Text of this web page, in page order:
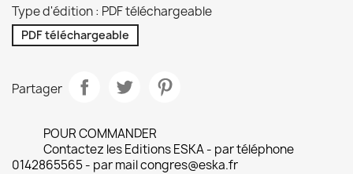
Type d'édition : PDF téléchargeable
PDF téléchargeable
Partager
POUR COMMANDER
Contactez les Editions ESKA - par téléphone
0142865565 - par mail congres@eska.fr